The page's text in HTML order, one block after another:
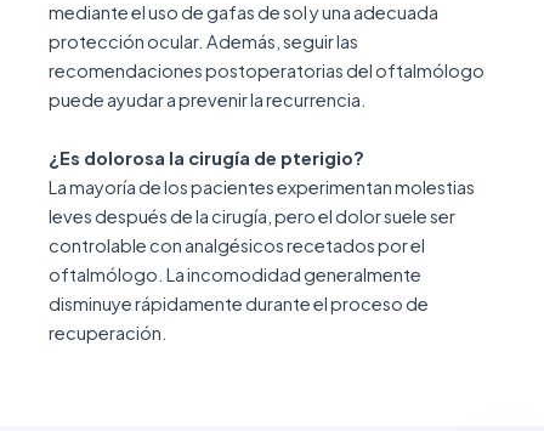
mediante el uso de gafas de sol y una adecuada
protección ocular. Además, seguir las
recomendaciones postoperatorias del oftalmólogo
puede ayudar a prevenir la recurrencia.
¿Es dolorosa la cirugía de pterigio?
La mayoría de los pacientes experimentan molestias
leves después de la cirugía, pero el dolor suele ser
controlable con analgésicos recetados por el
oftalmólogo. La incomodidad generalmente
disminuye rápidamente durante el proceso de
recuperación.